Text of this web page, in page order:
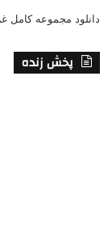
دانلود مجموعه کامل
پخش زنده